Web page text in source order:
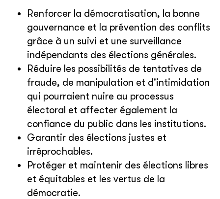
Renforcer la démocratisation, la bonne
gouvernance et la prévention des conflits
grâce à un suivi et une surveillance
indépendants des élections générales.
Réduire les possibilités de tentatives de
fraude, de manipulation et d'intimidation
qui pourraient nuire au processus
électoral et affecter également la
confiance du public dans les institutions.
Garantir des élections justes et
irréprochables.
Protéger et maintenir des élections libres
et équitables et les vertus de la
démocratie.